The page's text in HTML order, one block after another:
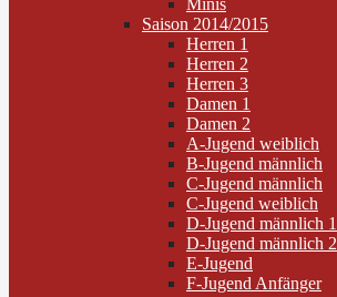
Minis
Saison 2014/2015
Herren 1
Herren 2
Herren 3
Damen 1
Damen 2
A-Jugend weiblich
B-Jugend männlich
C-Jugend männlich
C-Jugend weiblich
D-Jugend männlich 1
D-Jugend männlich 2
E-Jugend
F-Jugend Anfänger